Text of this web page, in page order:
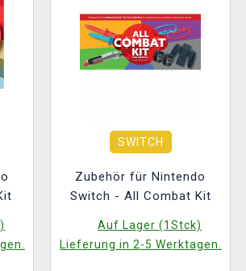
SWITCH
Zubehör für Nintendo
Switch - All Combat Kit
Auf Lager (1Stck)
Lieferung in 2-5 Werktagen.